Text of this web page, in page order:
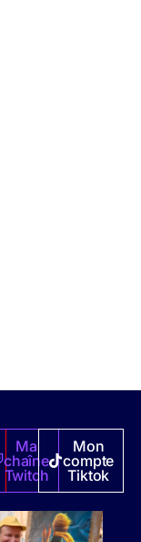
Ma
chaîne
Twitch
Mon
compte
Tiktok